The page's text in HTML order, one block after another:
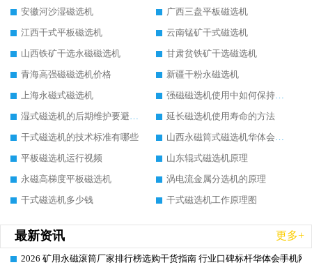
安徽河沙湿磁选机
广西三盘平板磁选机
江西干式平板磁选机
云南锰矿干式磁选机
山西铁矿干选永磁磁选机
甘肃贫铁矿干选磁选机
青海高强磁磁选机价格
新疆干粉永磁选机
上海永磁式磁选机
强磁磁选机使用中如何保持其顺畅运行
湿式磁选机的后期维护要避开哪些坑
延长磁选机使用寿命的方法
干式磁选机的技术标准有哪些
山西永磁筒式磁选机华体会手机网页版-华体会(中国)
平板磁选机运行视频
山东辊式磁选机原理
永磁高梯度平板磁选机
涡电流金属分选机的原理
干式磁选机多少钱
干式磁选机工作原理图
最新资讯 更多+
2026-06-26
2026 矿用永磁滚筒厂家排行榜选购干货指南 行业口碑标杆华体会手机网